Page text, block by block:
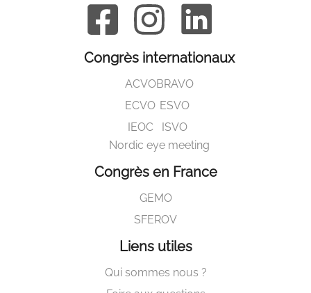
Congrès internationaux
ACVO
ECVO
IEOC
BRAVO
ESVO
ISVO
Nordic eye meeting
Congrès en France
GEMO
SFEROV
Liens utiles
Qui sommes nous ?